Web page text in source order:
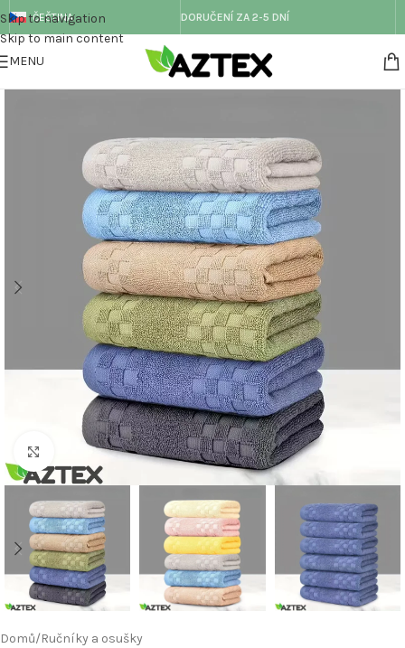
Skip to navigation
Skip to main content
ČEŠTINA DORUČENÍ ZA 2-5 DNÍ
MENU
Click to enlarge
Domů/Ručníky a osušky